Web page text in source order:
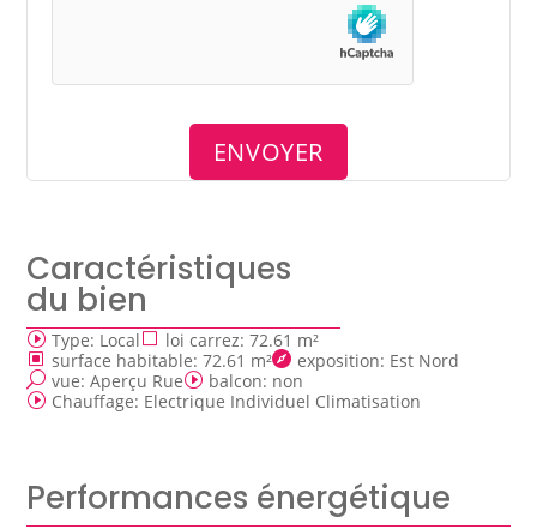
Caractéristiques
du bien
Type: Local loi carrez:72.61 m²
surface habitable:72.61 m² exposition: Est Nord
vue:Aperçu Rue balcon: non
Chauffage: Electrique Individuel Climatisation
Performances énergétique